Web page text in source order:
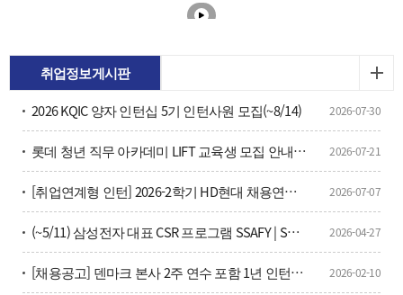
취업정보게시판
2026 KQIC 양자 인턴십 5기 인턴사원 모집(~8/14)
2026-07-30
롯데 청년 직무 아카데미 LIFT 교육생 모집 안내(~7/26) 2026-07-21
[취업연계형 인턴] 2026-2학기 HD현대 채용연계형 현장실습학기제 모집 2026-07-07
(~5/11) 삼성전자 대표 CSR 프로그램 SSAFY | SW·AI 인재 양성을 위한 16기 교육생 모집 안내？ 2026-04-27
[채용공고] 덴마크 본사 2주 연수 포함 1년 인턴과정 수료 후 즉시 채용 예정 2026-02-10